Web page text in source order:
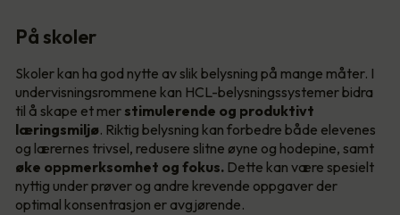
På skoler
Skoler kan ha god nytte av slik belysning på mange måter. I
undervisningsrommene kan HCL-belysningssystemer bidra
til å skape et mer stimulerende og produktivt
læringsmiljø. Riktig belysning kan forbedre både elevenes
og lærernes trivsel, redusere slitne øyne og hodepine, samt
øke oppmerksomhet og fokus. Dette kan være spesielt
nyttig under prøver og andre krevende oppgaver der
optimal konsentrasjon er avgjørende.